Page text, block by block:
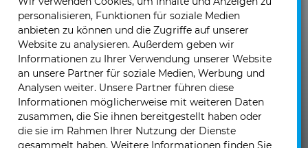
Informationen.
KIRCHHOFF Mobility GmbH & Co. KG
Josef Sandhofer Straße 9b
2000 Stockerau - Österreich
personalisieren, Funktionen für soziale Medien
anbieten zu können und die Zugriffe auf unserer
Website zu analysieren. Außerdem geben wir
Informationen zu Ihrer Verwendung unserer Website
an unsere Partner für soziale Medien, Werbung und
Analysen weiter. Unsere Partner führen diese
Informationen möglicherweise mit weiteren Daten
zusammen, die Sie ihnen bereitgestellt haben oder
die sie im Rahmen Ihrer Nutzung der Dienste
gesammelt haben. Weitere Informationen finden Sie